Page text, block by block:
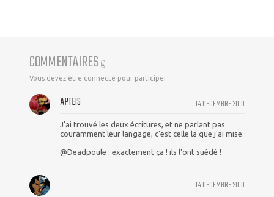
COMMENTAIRES (4)
Vous devez être connecté pour participer
14 DECEMBRE 2010
APTEIS
J'ai trouvé les deux écritures, et ne parlant pas
couramment leur langage, c'est celle la que j'ai mise.
@Deadpoule : exactement ça ! ils l'ont suédé !
14 DECEMBRE 2010